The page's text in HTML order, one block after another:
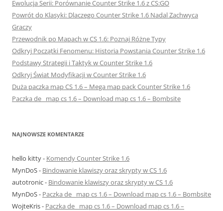
Ewolucja Serii: Porównanie Counter Strike 1.6 z CS:GO
Powrót do Klasyki: Dlaczego Counter Strike 1.6 Nadal Zachwyca
Graczy
Przewodnik po Mapach w CS 1.6: Poznaj Różne Typy
Odkryj Początki Fenomenu: Historia Powstania Counter Strike 1.6
Podstawy Strategii i Taktyk w Counter Strike 1.6
Odkryj Świat Modyfikacji w Counter Strike 1.6
Duża paczka map CS 1.6 – Mega map pack Counter Strike 1.6
Paczka de_ map cs 1.6 – Download map cs 1.6 – Bombsite
NAJNOWSZE KOMENTARZE
hello kitty- Komendy Counter Strike 1.6
MynDoS- Bindowanie klawiszy oraz skrypty w CS 1.6
autotronic- Bindowanie klawiszy oraz skrypty w CS 1.6
MynDoS- Paczka de_ map cs 1.6 – Download map cs 1.6 – Bombsite
WojteKris- Paczka de_ map cs 1.6 – Download map cs 1.6 –